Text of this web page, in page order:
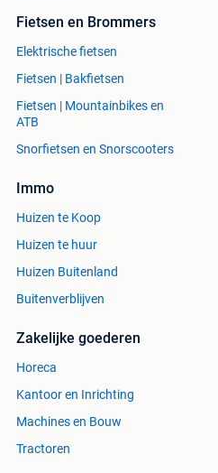
Fietsen en Brommers
Elektrische fietsen
Fietsen | Bakfietsen
Fietsen | Mountainbikes en
ATB
Snorfietsen en Snorscooters
Immo
Huizen te Koop
Huizen te huur
Huizen Buitenland
Buitenverblijven
Zakelijke goederen
Horeca
Kantoor en Inrichting
Machines en Bouw
Tractoren